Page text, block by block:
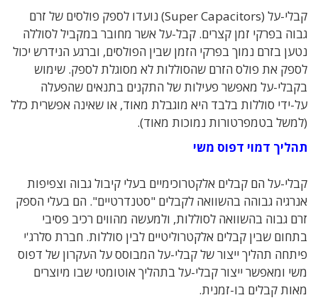
קבלי-על (Super Capacitors) נועדו לספק פולסים של זרם
גבוה בפרקי זמן קצרים. קבל-על אשר מחובר במקביל לסוללה
נטען בזרם נמוך בפרקי הזמן שבין הפולסים, וברגע הנידרש יכול
לספק את פולס הזרם שהסוללות לא מסוגלת לספק. שימוש
בקבלי-על מאפשר פעילות של התקנים בתנאים שהפעלה
על-ידי סוללות בלבד היא מוגבלת מאוד, או שאינה אפשרית כלל
(למשל בטמפרטורות נמוכות מאוד).
תהליך דמוי דפוס משי
קבלי-על הם קבלים אלקטרוכימיים בעלי קיבול גבוה וצפיפות
אנרגיה גבוהה בהשוואה לקבלים "סטנדרטיים". הם בעלי הספק
זרם גבוה בהשוואה לסוללות, ולמעשה מהווים רכיב פסיבי
בתחום שבין קבלים אלקטרוליטיים לבין סוללות. חברת סלרג'י
פיתחה תהליך ייצור של קבלי-על המבוסס על העקרון של דפוס
משי ומאפשר ייצור קבלי-על בתהליך אוטומטי שבו מיוצרים
מאות קבלים בו-זמנית.